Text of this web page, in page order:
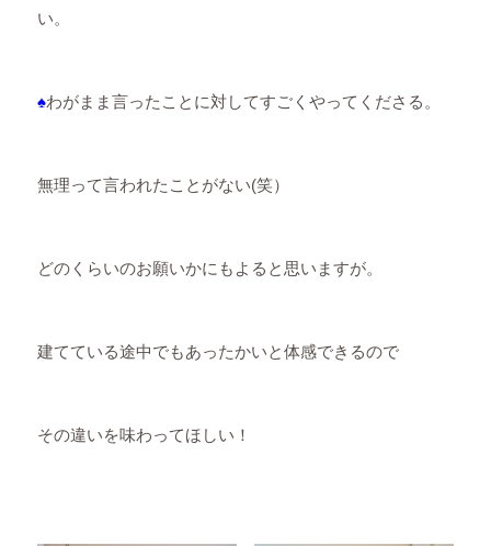
い。
♠わがまま言ったことに対してすごくやってくださる。
無理って言われたことがない(笑）
どのくらいのお願いかにもよると思いますが。
建てている途中でもあったかいと体感できるので
その違いを味わってほしい！